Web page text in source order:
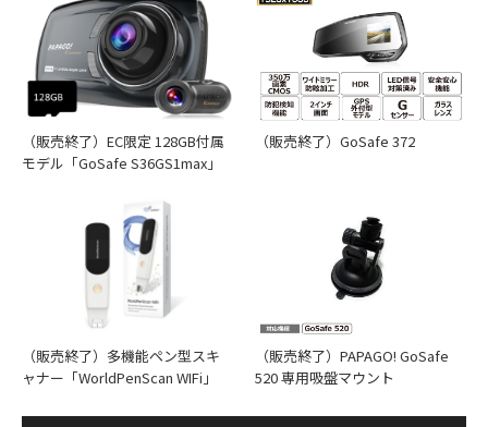
（販売終了）EC限定 128GB付属
モデル「GoSafe S36GS1max」
（販売終了）GoSafe 372
（販売終了）多機能ペン型スキ
ャナー「WorldPenScan WIFi」
（販売終了）PAPAGO! GoSafe
520 専用吸盤マウント